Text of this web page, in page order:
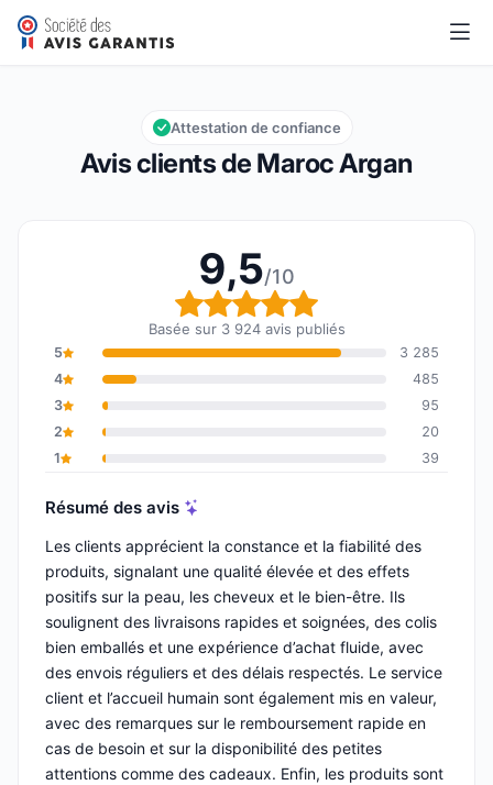
Maroc Argan
Note globale : 9,5 sur 10
9,5/10
Avis clients de Maroc Argan
Attestation de confiance
9,5/10
Note globale : 9,5 sur
Basée sur 3 924 avis publiés
5
3 285
4
485
3
95
2
20
1
39
Résumé des avis
Les clients apprécient la constance et la fiabilité des
produits, signalant une qualité élevée et des effets
positifs sur la peau, les cheveux et le bien-être. Ils
soulignent des livraisons rapides et soignées, des colis
bien emballés et une expérience d’achat fluide, avec
des envois réguliers et des délais respectés. Le service
client et l’accueil humain sont également mis en valeur,
avec des remarques sur le remboursement rapide en
cas de besoin et sur la disponibilité des petites
attentions comme des cadeaux. Enfin, les produits sont